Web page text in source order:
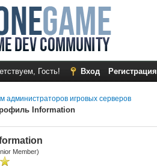
Гость! Вход Регистрация
администраторов игровых серверов
Information
Member)